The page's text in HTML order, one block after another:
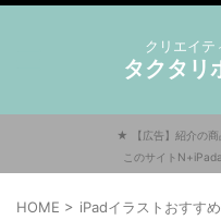
クリエイテ
タクタ
★ 【広告】紹介の商
このサイト
HOME > iPadイラストおすす